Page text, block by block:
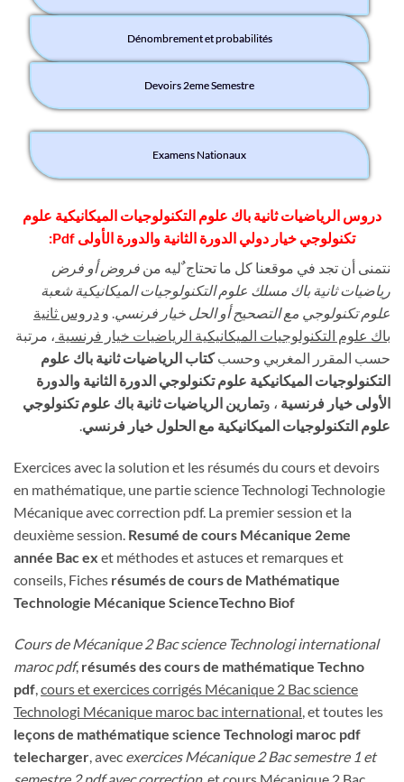
Dénombrement et probabilités
Devoirs 2eme Semestre
Examens Nationaux
دروس الرياضيات ثانية باك علوم التكنولوجيات الميكانيكية علوم
تكنولوجي خيار دولي الدورة الثانية والدورة الأولى Pdf:
نتمنى أن تجد في موقعنا كل ما تحتاج ٌليه من فروض أو فرض
رياضيات ثانية باك مسلك علوم التكنولوجيات الميكانيكية شعبة
علوم تكنولوجي مع التصحيح أو الحل خيار فرنسي. و دروس ثانية
باك علوم التكنولوجيات الميكانيكية الرياضيات خيار فرنسية ، مرتبة
حسب المقرر المغربي وحسبكتاب الرياضيات ثانية باك علوم
التكنولوجيات الميكانيكية علوم تكنولوجي الدورة الثانية والدورة
الأولى خيار فرنسية ، وتمارين الرياضيات ثانية باك علوم تكنولوجي
علوم التكنولوجيات الميكانيكية مع الحلول خيار فرنسي.
Exercices avec la solution et les résumés du cours et devoirs
en mathématique, une partie science Technologi Technologie
Mécanique avec correction pdf. La premier session et la
deuxième session. Resumé de cours Mécanique 2eme
année Bac ex et méthodes et astuces et remarques et
conseils, Fiches résumés de cours de Mathématique
Technologie Mécanique ScienceTechno Biof
Cours de Mécanique 2 Bac science Technologi international
maroc pdf, résumés des cours de mathématique Techno
pdf,cours et exercices corrigés Mécanique 2 Bac science
Technologi Mécanique maroc bac international, et toutes les
leçons de mathématique science Technologi maroc pdf
telecharger, avec exercices Mécanique 2 Bac semestre 1 et